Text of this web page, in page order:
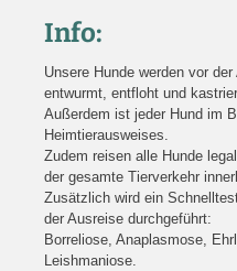
Info:
Unsere Hunde werden vor
entwurmt, entfloht und
Außerdem ist jeder Hund im
Heimtierausweises.
Zudem reisen alle Hunde
der gesamte Tierverkehr
Zusätzlich wird ein
der Ausreise durchgeführt:
Borreliose, Anaplasmose,
Leishmaniose.